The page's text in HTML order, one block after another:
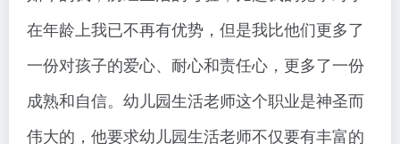
在年龄上我已不再有优势，但是我比他们更多了
一份对孩子的爱心、耐心和责任心，更多了一份
成熟和自信。幼儿园生活老师这个职业是神圣而
伟大的，他要求幼儿园生活老师不仅要有丰富的